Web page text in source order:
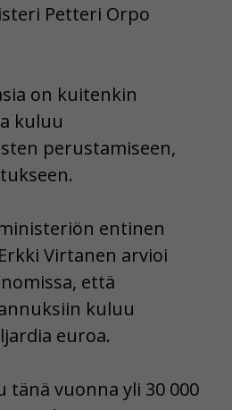
Petteri Orpo
on kuitenkin
kuluu
perustamiseen,
entinen
Virtanen arvioi
että
kuluu
euroa.
tänä vuonna yli 30 000